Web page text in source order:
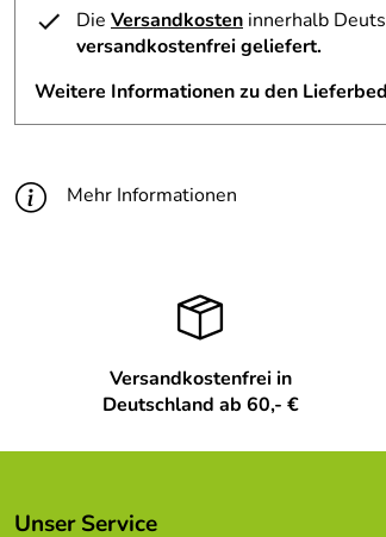
Produktart:
Gewicht in kg Artikel ohne vp:
1
Die Versandkosten innerhalb
versandkostenfrei geliefert.
Weitere Informationen zu den
Mehr Informationen
Versandkostenfrei in
Deutschland ab 60,- €
Unser Service